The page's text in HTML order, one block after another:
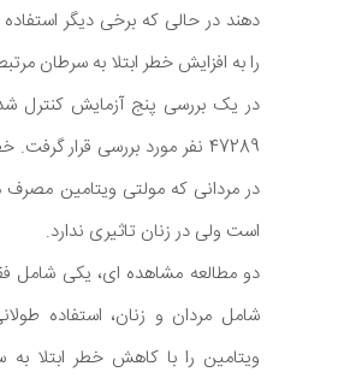
دهند در حالی که برخی دیگر استفاده
را به افزایش خطر ابتلا به سرطان
در یک بررسی پنج آزمایش کنترل
47289 نفر مورد بررسی قرار
است ولی در زنان تاثیری ندارد.
دو مطالعه مشاهده ای، یکی شامل
شامل مردان و زنان، استفاده
ویتامین را با کاهش خطر ابتلا